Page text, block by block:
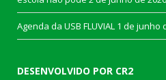
Agenda da USB FLUVIAL 1 de junho
DESENVOLVIDO POR CR2